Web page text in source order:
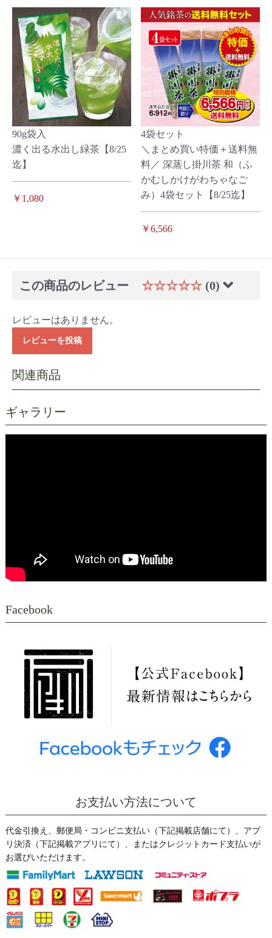
90g袋入
濃く出る水出し緑茶【8/25
迄】
￥1,080
4袋セット
＼まとめ買い特価＋送料無
料／ 深蒸し掛川茶 和（ふ
かむしかけがわちゃなご
み）4袋セット【8/25迄】
￥6,566
この商品のレビュー ☆☆☆☆☆ (0)
レビューはありません。
レビューを投稿
ギャラリー
Facebook
お支払い方法について
代金引換え、郵便局・コンビニ支払い（下記掲載店舗にて）、アプ
リ決済（下記掲載アプリにて）、またはクレジットカード支払いが
お選びいただけます。